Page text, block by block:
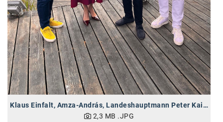
Klaus Einfalt, Amza-András, Landeshauptmann Peter Kaiser, Cornelius Granig (vlnr)
2,3 MB .JPG